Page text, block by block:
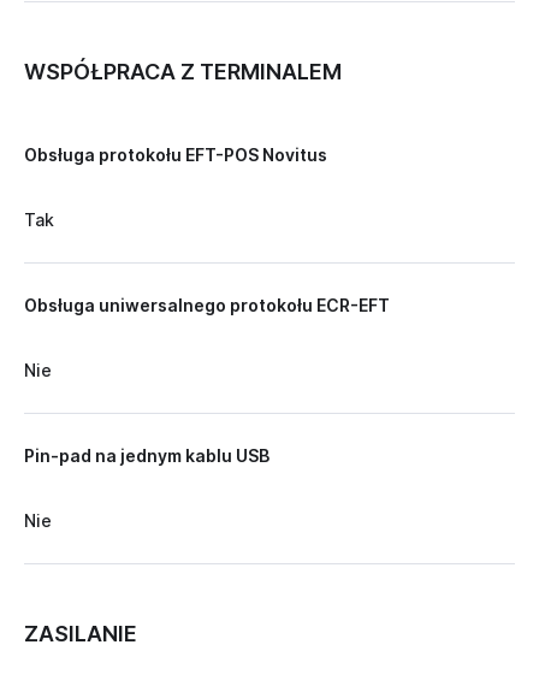
WSPÓŁPRACA Z TERMINALEM
Obsługa protokołu EFT-POS Novitus
Tak
Obsługa uniwersalnego protokołu ECR-EFT
Nie
Pin-pad na jednym kablu USB
Nie
ZASILANIE